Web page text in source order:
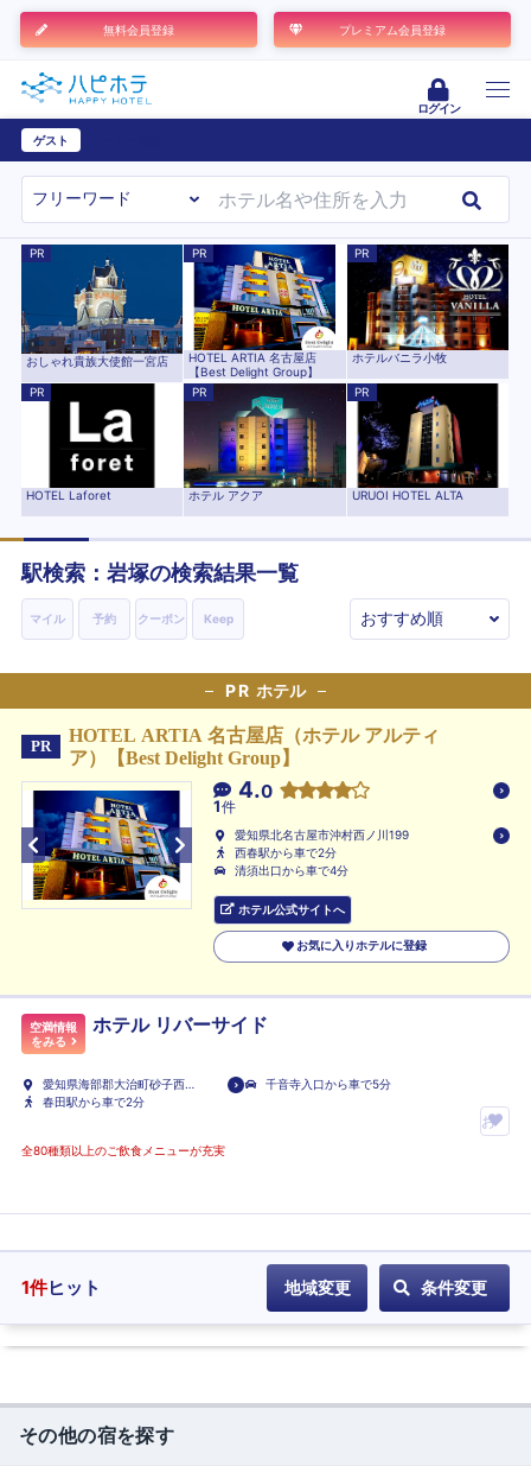
無料会員登録 プレミアム会員登録
ログイン
ゲスト
PR
おしゃれ貴族大使館一宮店
PR
HOTEL ARTIA 名古屋店
【Best Delight Group】
PR
ホテルバニラ小牧
PR
HOTEL Laforet
PR
ホテル アクア
PR
URUOI HOTEL ALTA
駅検索： 岩塚の検索結果一覧
マイル 予約 クーポン Keep
PR ホテル
PR
HOTEL ARTIA 名古屋店（ホテル アルティ
ア）【Best Delight Group】
4.0
1件
愛知県北名古屋市沖村西ノ川199
西春駅から車で2分
清須出口から車で4分
ホテル公式サイトへ
お気に入りホテルに登録
空満情報
をみる
ホテル リバーサイド
愛知県海部郡大治町砂子西腰
掛畑1853
千音寺入口から車で5分
春田駅から車で2分
お
ホ
テ
ル
全80種類以上のご飲食メニューが充実
1件ヒット 地域変更 条件変更
その他の宿を探す